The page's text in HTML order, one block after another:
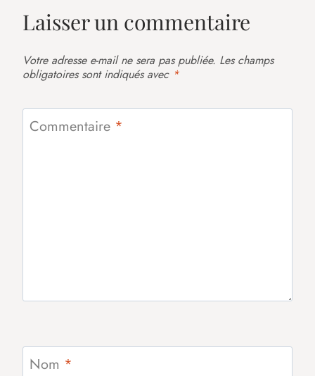
Laisser un commentaire
Votre adresse e-mail ne sera pas publiée. Les champs
obligatoires sont indiqués avec *
Commentaire *
Nom *